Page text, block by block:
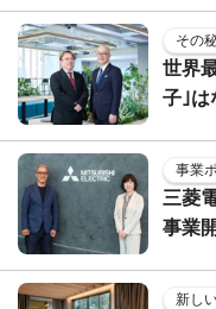
その
世界
子｣は
事業
三菱
事業
新し